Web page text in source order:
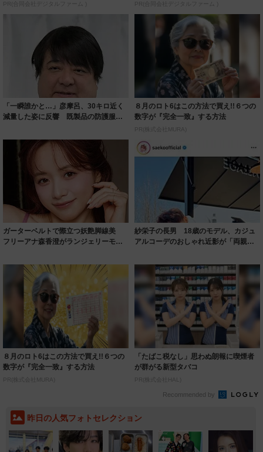
PR(合同会社デジタルファーム ) PR(合同会社デジタルファーム )
「一瞬誰かと…」彦摩呂、30キロ近く
減量した姿に反響 既製品の防護服が
８月のロト6はこの方法で買え!!６つの
数字が『完全一致』する方法
PR(株式会社MURA)
ガーターベルトで際立つ妖艶脚線美
フリーアナ森香澄がランジェリーモデ
紗栄子の長男 18歳のモデル、カジュ
アルコーデのおしゃれ近影が「両親の
８月のロト6はこの方法で買え!!６つの
数字が『完全一致』する方法
PR(株式会社MURA)
「たばこ税なし」思わぬ朗報に喫煙者
が群がる新型タバコ
PR(株式会社HAL)
Recommended by
昨日の人気フォトセレクション